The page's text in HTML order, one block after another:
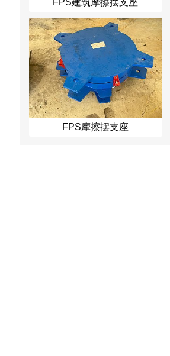
FPS建筑摩擦摆支座
FPS摩擦摆支座